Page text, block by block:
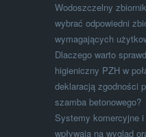
Wodoszczelny
wybrać odpowiedni
wymagających
Dlaczego warto
higieniczny PZH w
deklaracją zgodności
szamba betonowego?
Systemy komercyjne
wpływają na wygląd